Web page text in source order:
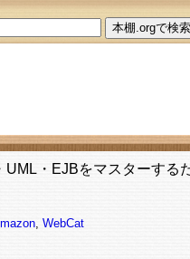
・EJBをマスターする
, WebCat